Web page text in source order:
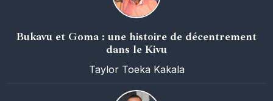
Bukavu et Goma : une histoire de décentrement
dans le Kivu
Taylor Toeka Kakala